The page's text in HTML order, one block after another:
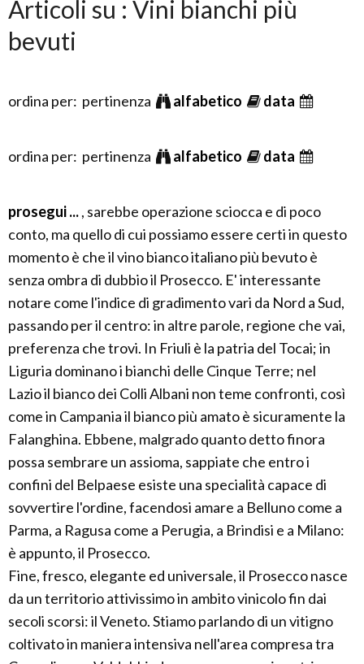
Articoli su : Vini bianchi più
bevuti
ordina per: pertinenza alfabetico data
ordina per: pertinenza alfabetico data
prosegui ..., sarebbe operazione sciocca e di poco
conto, ma quello di cui possiamo essere certi in questo
momento è che il vino bianco italiano più bevuto è
senza ombra di dubbio il Prosecco. E' interessante
notare come l'indice di gradimento vari da Nord a Sud,
passando per il centro: in altre parole, regione che vai,
preferenza che trovi. In Friuli è la patria del Tocai; in
Liguria dominano i bianchi delle Cinque Terre; nel
Lazio il bianco dei Colli Albani non teme confronti, così
come in Campania il bianco più amato è sicuramente la
Falanghina. Ebbene, malgrado quanto detto finora
possa sembrare un assioma, sappiate che entro i
confini del Belpaese esiste una specialità capace di
sovvertire l'ordine, facendosi amare a Belluno come a
Parma, a Ragusa come a Perugia, a Brindisi e a Milano:
è appunto, il Prosecco.
Fine, fresco, elegante ed universale, il Prosecco nasce
da un territorio attivissimo in ambito vinicolo fin dai
secoli scorsi: il Veneto. Stiamo parlando di un vitigno
coltivato in maniera intensiva nell'area compresa tra